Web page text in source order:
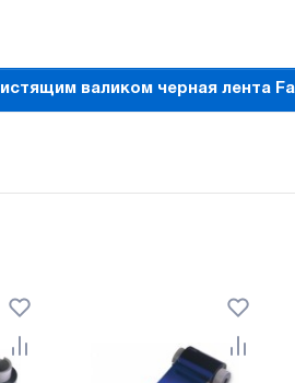
валиком черная лента